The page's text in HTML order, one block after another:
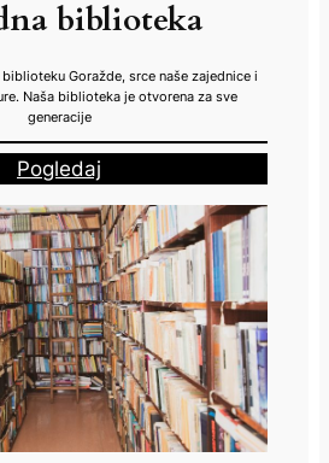
biblioteka
Goražde, srce naše zajednice i
Naša biblioteka je otvorena za sve
generacije
Pogledaj